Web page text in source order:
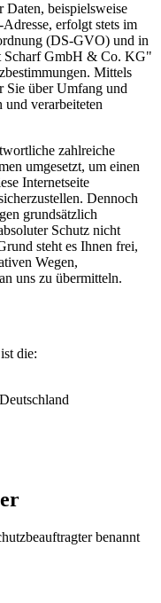
Daten, beispielsweise
erfolgt stets im
(DS-GVO) und in
Scharf GmbH & Co. KG"
Mittels
Sie über Umfang und
und verarbeiteten
zahlreiche
umgesetzt, um einen
Internetseite
Dennoch
grundsätzlich
Schutz nicht
steht es Ihnen frei,
Wegen,
uns zu übermitteln.
die:
benannt